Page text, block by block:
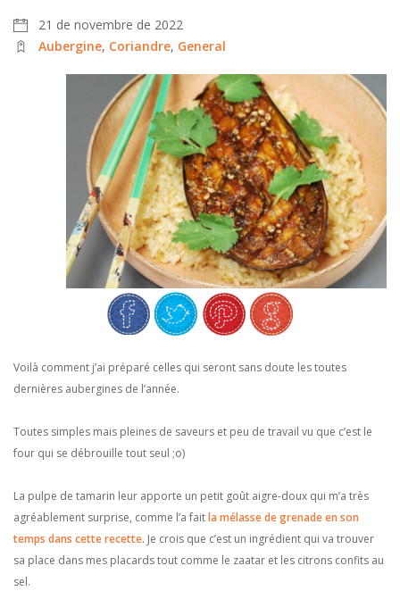
21 de novembre de 2022
Aubergine, Coriandre, General
Voilà comment j’ai préparé celles qui seront sans doute les toutes
dernières aubergines de l’année.
Toutes simples mais pleines de saveurs et peu de travail vu que c’est le
four qui se débrouille tout seul ;o)
La pulpe de tamarin leur apporte un petit goût aigre-doux qui m’a très
agréablement surprise, comme l’a faitla mélasse de grenade en son
temps dans cette recette. Je crois que c’est un ingrédient qui va trouver
sa place dans mes placards tout comme le zaatar et les citrons confits au
sel.